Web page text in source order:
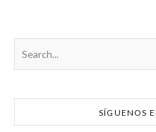
SÍGUENOS